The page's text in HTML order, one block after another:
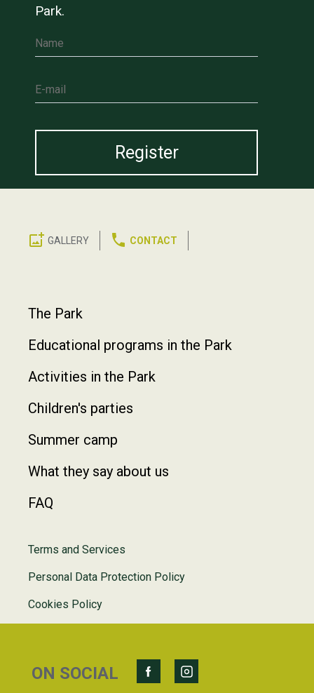
Park.
Name
E-mail
GALLERY CONTACT
Footer
The Park
Educational programs in the Park
Activities in the Park
Children's parties
Summer camp
What they say about us
FAQ
Terms and Services
Personal Data Protection Policy
Cookies Policy
ON SOCIAL